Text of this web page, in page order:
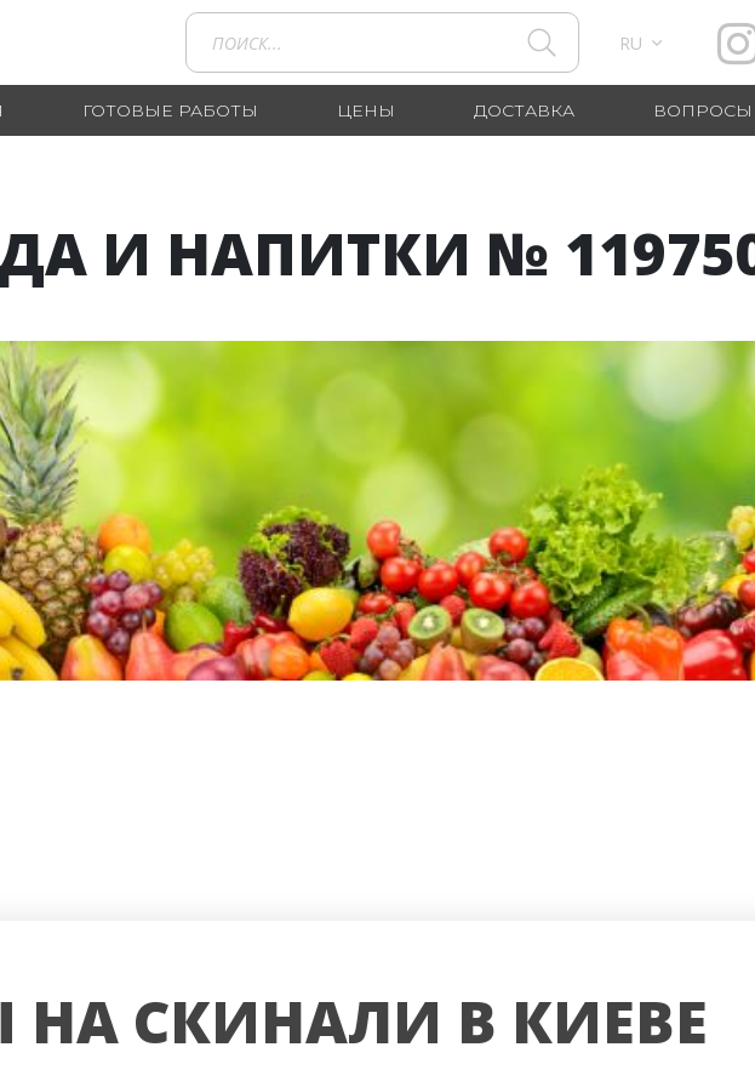
RU
ГОТОВЫЕ РАБОТЫ ЦЕНЫ ДОСТАВКА ВОПРОСЫ
И НАПИТКИ №
НА СКИНАЛИ В КИЕВЕ